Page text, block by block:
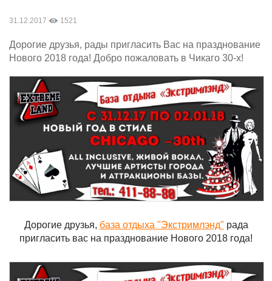
31.12.2017 1521
Дорогие друзья, рады пригласить Вас на празднование
Нового 2018 года! Добро пожаловать в Чикаго 30-х!
Дорогие друзья, база отдыха "Экстримлэнд" рада
пригласить вас на празднование Нового 2018 года!